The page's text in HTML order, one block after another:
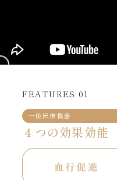
FEATURES 01
一般医療機器
４つの効果効能